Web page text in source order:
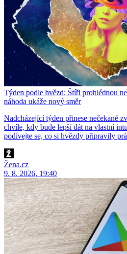
Týden podle hvězd: Štíři prohlédnou
náhoda ukáže nový směr
Nadcházející týden přinese nečekané
chvíle, kdy bude lepší dát na vlastní
podívejte se, co si hvězdy připravily
Žena.cz
9. 8. 2026, 19:40